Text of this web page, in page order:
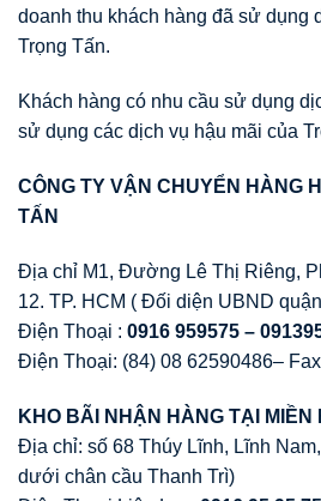
doanh thu khách hàng đã sử dụng
Trọng Tấn.
Khách hàng có nhu cầu sử dụng
sử dụng các dịch vụ hậu mãi của
CÔNG TY VẬ N CHUYỂ N HÀNG
TẤ N
Địa chỉ M1, Đường Lê Thị Riêng,
12. TP. HCM ( Đối diện UBND
Điện Thoại : 0916 959575 –
Điện Thoại: (84) 08 62590486–
KHO BÃI NHẬ N HÀNG TẠ I MI Ề N
Địa chỉ: số 68 Thúy Lĩnh, Lĩnh
dưới chân cầu Thanh Trì)